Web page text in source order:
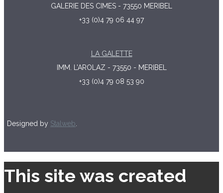
GALERIE DES CIMES - 73550 MERIBEL
+33 (0)4 79 06 44 97
LA GALETTE
IMM. L’AROLAZ - 73550 - MERIBEL
+33 (0)4 79 08 53 90
Designed by Stalweb
This site was created